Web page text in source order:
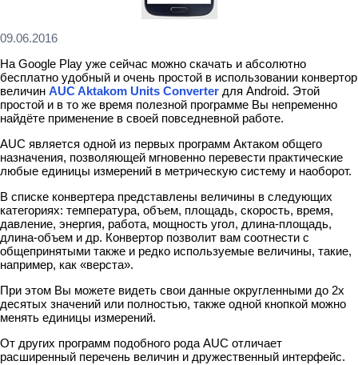
09.06.2016
На Google Play уже сейчас можно скачать и абсолютно
бесплатно удобный и очень простой в использовании конвертор
величин AUC Aktakom Units Converter для Android. Этой
простой и в то же время полезной программе Вы непременно
найдёте применение в своей повседневной работе.
AUC является одной из первых программ Актаком общего
назначения, позволяющей мгновенно перевести практические
любые единицы измерений в метрическую систему и наоборот.
В списке конвертера представлены величины в следующих
категориях: температура, объем, площадь, скорость, время,
давление, энергия, работа, мощность угол, длина-площадь,
длина-объем и др. Конвертор позволит вам соотнести с
общепринятыми также и редко используемые величины, такие,
например, как «верста».
При этом Вы можете видеть свои данные округленными до 2х
десятых значений или полностью, также одной кнопкой можно
менять единицы измерений.
От других программ подобного рода AUC отличает
расширенный перечень величин и дружественный интерфейс.